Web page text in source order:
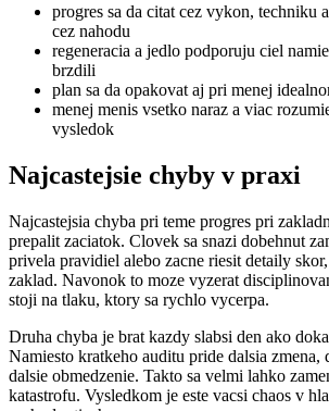
progres sa da citat cez vykon, techniku
cez nahodu
regeneracia a jedlo podporuju ciel
brzdili
plan sa da opakovat aj pri menej
menej menis vsetko naraz a viac
vysledok
Najcastejsie chyby v praxi
Najcastejsia chyba pri teme progres pri
prepalit zaciatok. Clovek sa snazi dobehnut
privela pravidiel alebo zacne riesit detaily
zaklad. Navonok to moze vyzerat
stoji na tlaku, ktory sa rychlo vycerpa.
Druha chyba je brat kazdy slabsi den ako
Namiesto kratkeho auditu pride dalsia zmena,
dalsie obmedzenie. Takto sa velmi lahko
katastrofu. Vysledkom je este vacsi chaos v